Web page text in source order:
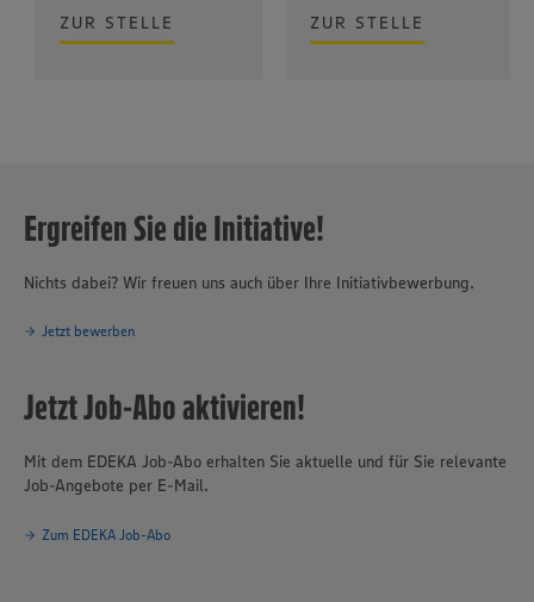
ZUR STELLE ZUR STELLE
Ergreifen Sie die Initiative!
Nichts dabei? Wir freuen uns auch über Ihre Initiativbewerbung.
Jetzt bewerben
Jetzt Job-Abo aktivieren!
Mit dem EDEKA Job-Abo erhalten Sie aktuelle und für Sie relevante
Job-Angebote per E-Mail.
Zum EDEKA Job-Abo